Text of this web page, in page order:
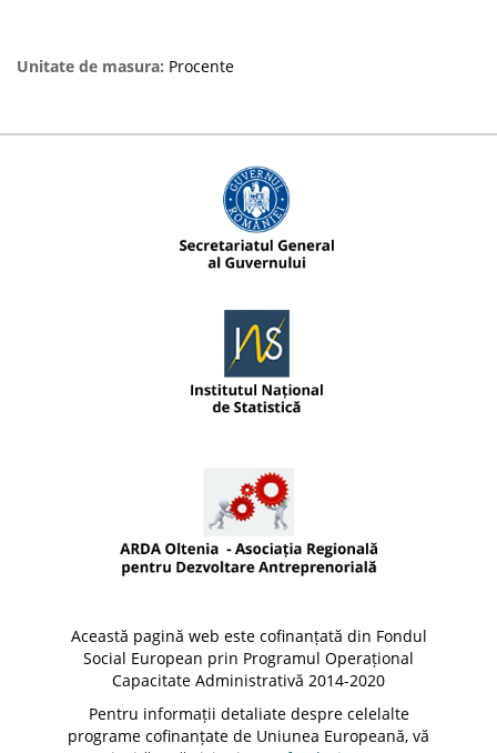
Unitate de masura: Procente
Această pagină web este cofinanțată din Fondul
Social European prin Programul Operațional
Capacitate Administrativă 2014-2020
Pentru informații detaliate despre celelalte
programe cofinanțate de Uniunea Europeană, vă